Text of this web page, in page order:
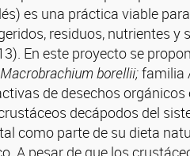
es una práctica viable
residuos, nutrientes
En este proyecto se
Macrobrachium borellii;familia
de desechos
decápodos del
como parte de su dieta